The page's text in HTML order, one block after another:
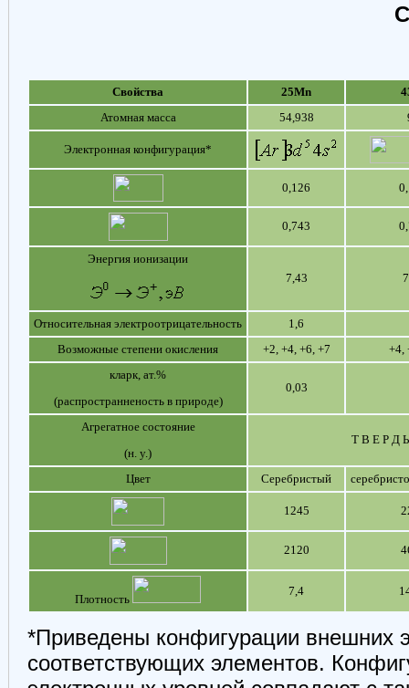
Свойства 25Mn
Атомная масса
54,938
Электронная конфигурация*
0,126
0,743
Энергия ионизации
7,43
Относительная электроотрицательность
1,6
Возможные степени окисления
+2, +4, +6, +7
+4,
кларк, ат.%
(распространненость в природе)
0,03
Агрегатное состояние
(н. у.)
Т В Е Р Д
Цвет Серебристый
1245
2120
Плотность
7,4
*Приведены конфигурации внешних
соответствующих элементов.